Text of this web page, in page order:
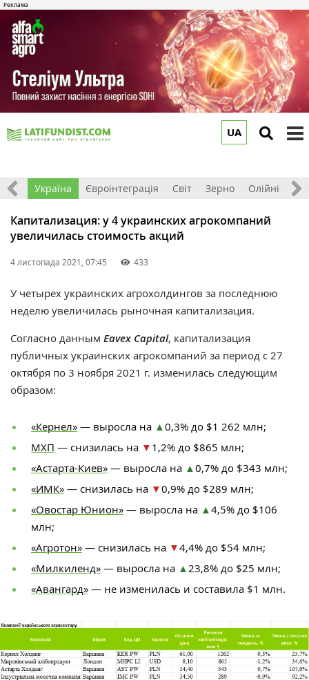
UA
Все Україна Євроінтеграція Світ Зерно Олійні
Капитализация: у 4 украинских агрокомпаний
увеличилась стоимость акций
4 листопада 2021, 07:45 433
У четырех украинских агрохолдингов за последнюю
неделю увеличилась рыночная капитализация.
Согласно данным Eavex Capital, капитализация
публичных украинских агрокомпаний за период с 27
октября по 3 ноября 2021 г. изменилась следующим
образом:
«Кернел» — выросла на ▲0,3% до $1 262 млн;
МХП — снизилась на ▼ 1,2% до $865 млн;
«Астарта-Киев» — выросла на ▲0,7% до $343 млн;
«ИМК» — снизилась на ▼0,9% до $289 млн;
«Овостар Юнион» — выросла на ▲4,5% до $106
млн;
«Агротон» — снизилась на ▼4,4% до $54 млн;
«Милкиленд» — выросла на ▲23,8% до $25 млн;
«Авангард» — не изменилась и составила $1 млн.